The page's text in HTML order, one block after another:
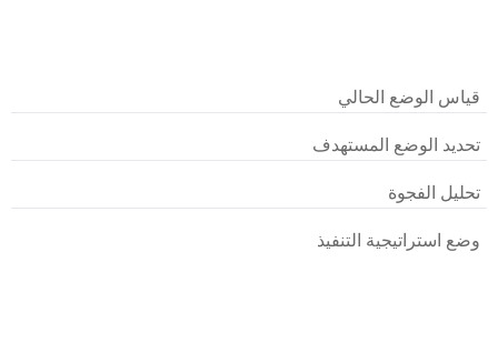
قياس الوضع الحالي
تحديد الوضع المستهدف
تحليل الفجوة
وضع استراتيجية التنفيذ